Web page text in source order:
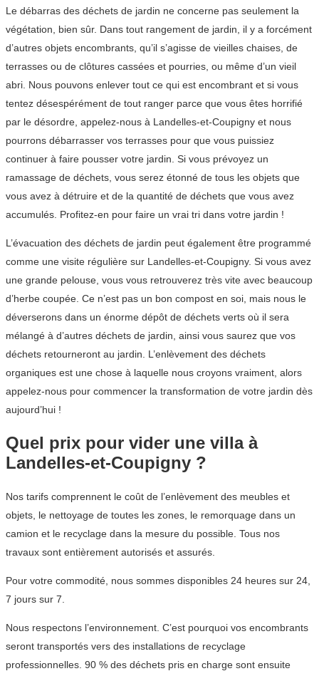
Le débarras des déchets de jardin ne concerne pas seulement la
végétation, bien sûr. Dans tout rangement de jardin, il y a forcément
d’autres objets encombrants, qu’il s’agisse de vieilles chaises, de
terrasses ou de clôtures cassées et pourries, ou même d’un vieil
abri. Nous pouvons enlever tout ce qui est encombrant et si vous
tentez désespérément de tout ranger parce que vous êtes horrifié
par le désordre, appelez-nous à Landelles-et-Coupigny et nous
pourrons débarrasser vos terrasses pour que vous puissiez
continuer à faire pousser votre jardin. Si vous prévoyez un
ramassage de déchets, vous serez étonné de tous les objets que
vous avez à détruire et de la quantité de déchets que vous avez
accumulés. Profitez-en pour faire un vrai tri dans votre jardin !
L’évacuation des déchets de jardin peut également être programmé
comme une visite régulière sur Landelles-et-Coupigny. Si vous avez
une grande pelouse, vous vous retrouverez très vite avec beaucoup
d’herbe coupée. Ce n’est pas un bon compost en soi, mais nous le
déverserons dans un énorme dépôt de déchets verts où il sera
mélangé à d’autres déchets de jardin, ainsi vous saurez que vos
déchets retourneront au jardin. L’enlèvement des déchets
organiques est une chose à laquelle nous croyons vraiment, alors
appelez-nous pour commencer la transformation de votre jardin dès
aujourd’hui !
Quel prix pour vider une villa à
Landelles-et-Coupigny ?
Nos tarifs comprennent le coût de l’enlèvement des meubles et
objets, le nettoyage de toutes les zones, le remorquage dans un
camion et le recyclage dans la mesure du possible. Tous nos
travaux sont entièrement autorisés et assurés.
Pour votre commodité, nous sommes disponibles 24 heures sur 24,
7 jours sur 7.
Nous respectons l’environnement. C’est pourquoi vos encombrants
seront transportés vers des installations de recyclage
professionnelles. 90 % des déchets pris en charge sont ensuite